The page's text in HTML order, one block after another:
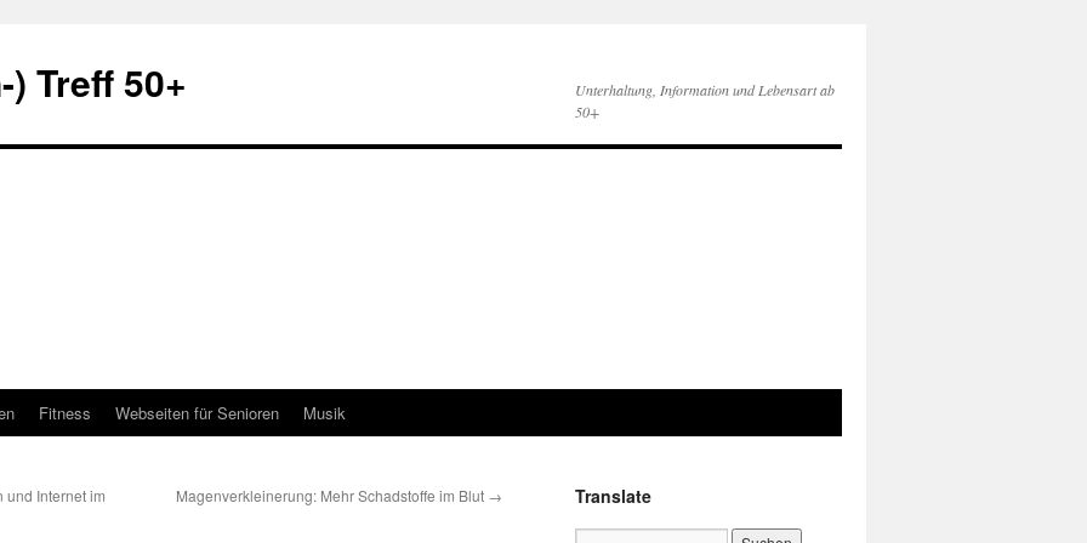
Treff 50+
Unterhaltung, Information und Lebensart ab
50+
Fitness Webseiten für Senioren Musik
und Internet im
Magenverkleinerung: Mehr Schadstoffe im Blut → Translate